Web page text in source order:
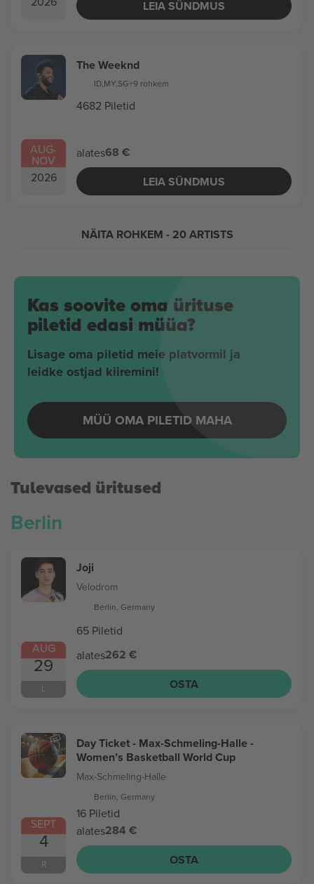
LEIA SÜNDMUS
AUG-
NOV
2026
The Weeknd
ID,MY,SG+9 rohkem
4682 Piletid
alates68 €
LEIA SÜNDMUS
NÄITA ROHKEM - 20 ARTISTS
Kas soovite oma ürituse
piletid edasi müüa?
Lisage oma piletid meie platvormil ja
leidke ostjad kiiremini!
MÜÜ OMA PILETID MAHA
Tulevased üritused
Berlin
AUG
29
L
Joji
Velodrom
Berlin, Germany
65 Piletid
alates262 €
OSTA
SEPT
4
R
Day Ticket - Max-Schmeling-Halle -
Women’s Basketball World Cup
Max-Schmeling-Halle
Berlin, Germany
16 Piletid
alates284 €
OSTA